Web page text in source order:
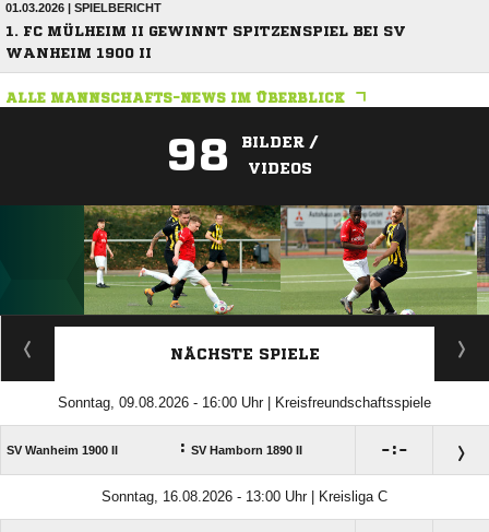
01.03.2026 | SPIELBERICHT
1. FC MÜLHEIM II GEWINNT SPITZENSPIEL BEI SV
WANHEIM 1900 II
ALLE MANNSCHAFTS-NEWS IM ÜBERBLICK
98
BILDER /
VIDEOS
ANZEIGE
NÄCHSTE SPIELE
Sonntag, 09.08.2026 - 16:00 Uhr | Kreisfreundschaftsspiele
SV Wanheim 1900 II : SV Hamborn 1890 II :
Sonntag, 16.08.2026 - 13:00 Uhr | Kreisliga C